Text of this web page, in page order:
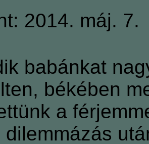
2014. máj. 7.
babánkat
békében
a
dilemmázás